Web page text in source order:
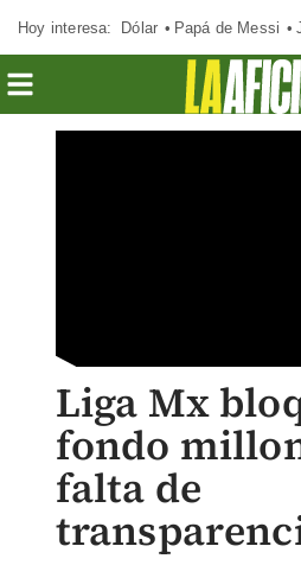
Hoy interesa: Dólar Papá de Messi
Liga Mx
fondo
falta de